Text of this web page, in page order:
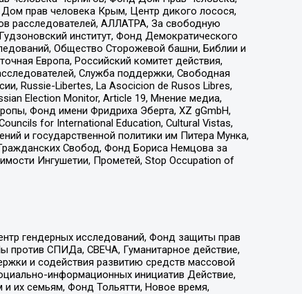
прав человека Крым, Центр дикого лосося,
расследователей, АЛЛАТРА, За свободную
институт, Фонд Демократического
Общество Сторожевой башни, Библии и
Европа, Российский комитет действия,
Служба поддержки, Свободная
Russie-Libertes, La Asocicion de Rusos Libres,
Election Monitor, Article 19, Мнение медиа,
Фонд имени Фридриха Эберта, XZ gGmbH,
for International Education, Cultural Vistas,
и государственной политики им Питера Мунка,
Свобод, Фонд Бориса Немцова за
Ингушетии, Прометей, Stop Occupation of
гендерных исследований, Фонд защиты прав
против СПИДа, СВЕЧА, Гуманитарное действие,
и содействия развитию средств массовой
информационных инициатив Действие,
их семьям, Фонд Тольятти, Новое время,